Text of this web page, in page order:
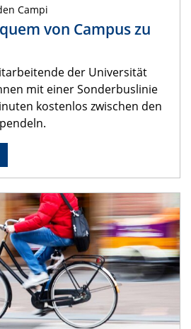
Campi
von Campus zu
der Universität
mit einer Sonderbuslinie
kostenlos zwischen den